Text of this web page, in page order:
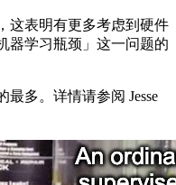
表明有更多考虑到硬件
器学习瓶颈」这一问题的
多。详情请参阅 Jesse